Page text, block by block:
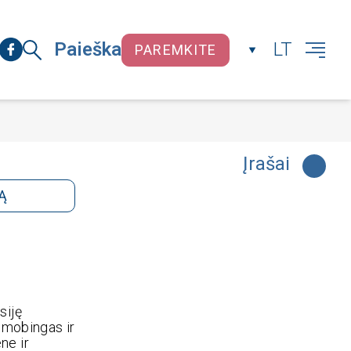
Paieška PAREMKITE LT
ir
ir
Įrašai
UŽDARYTI